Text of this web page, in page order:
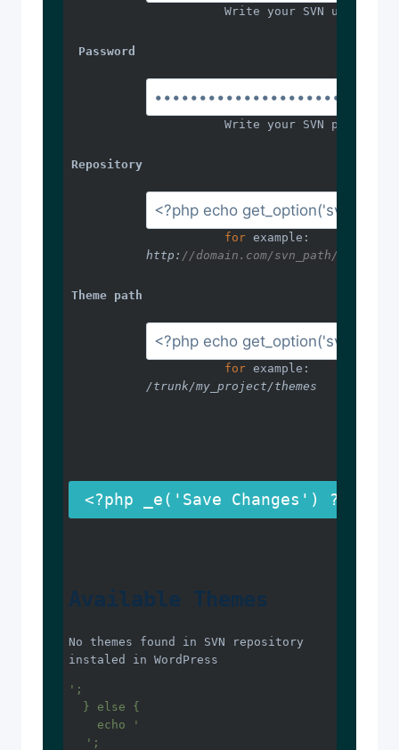
Write your SVN username
Password
Write your SVN password
Repository
for
http: //domain.com/svn_path/project
Theme path
for
/trunk/my_project/themes
Available Themes
No themes found in SVN repository
instaled in WordPress
';
    echo '
';